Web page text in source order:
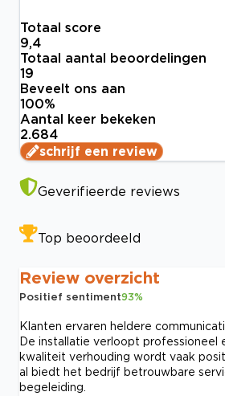
Totaal score
9,4
Totaal aantal beoordelingen
19
Beveelt ons aan
100%
Aantal keer bekeken
2.684
schrijf een review
Geverifieerde reviews
Top beoordeeld
Review overzicht
Positief sentiment93%
Klanten ervaren heldere
De installatie verloopt professioneel
kwaliteit verhouding wordt vaak
al biedt het bedrijf betrouwbare
begeleiding.